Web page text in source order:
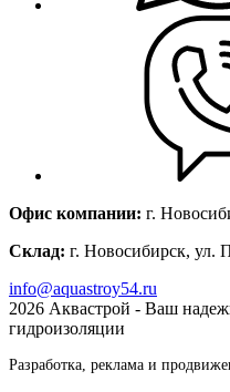
Офис компании: г.
Склад: г. Новосибирск, ул.
info@aquastroy54.ru
2026 Аквастрой - Ваш
гидроизоляции
Разработка, реклама и